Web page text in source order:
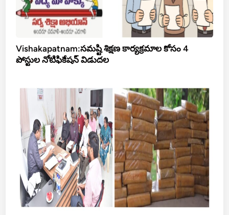
Vishakapatnam:సమష్టి శిక్షణ కార్యక్రమాల కోసం 4
పోస్టుల నోటిఫికేషన్ విడుదల